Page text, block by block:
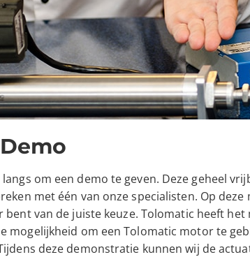
Demo
om een demo te geven. Deze geheel
met één van onze specialisten. Op
bent van de juiste keuze. Tolomatic heeft
mogelijkheid om een Tolomatic motor te
deze demonstratie kunnen wij de